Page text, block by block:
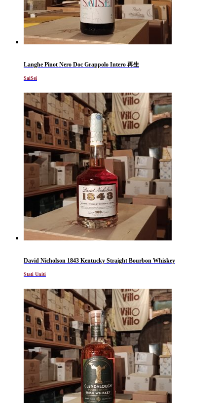
Langhe Pinot Nero Doc Grappolo Intero 再生
SaiSei
David Nicholson 1843 Kentucky Straight Bourbon Whiskey
Stati Uniti